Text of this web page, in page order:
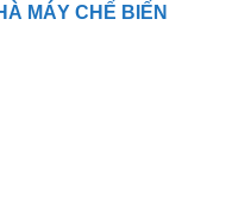
MÁY CHẾ BIẾN